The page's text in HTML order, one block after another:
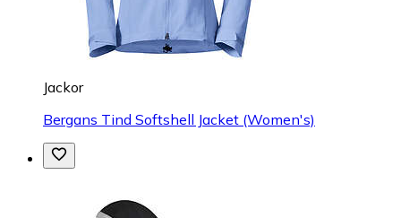
Jackor
Bergans Tind Softshell Jacket (Women's)